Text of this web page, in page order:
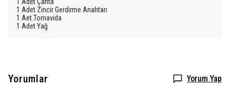
1 Adet Zincir Gerdirme Anahtarı
1 Aet Tornavida
1 Adet Yağ
Yorumlar Yorum Yap